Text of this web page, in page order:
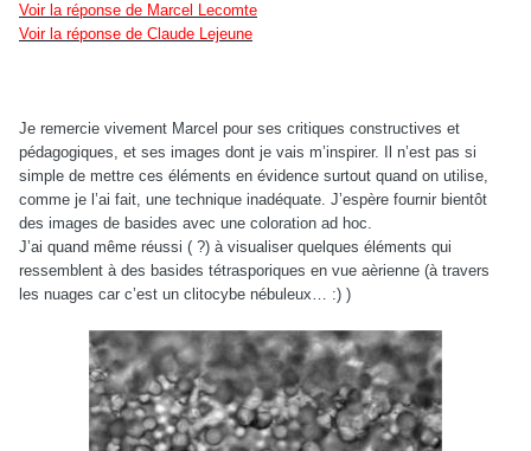
Voir la réponse de Marcel Lecomte
Voir la réponse de Claude Lejeune
Je remercie vivement Marcel pour ses critiques constructives et
pédagogiques, et ses images dont je vais m’inspirer. Il n’est pas si
simple de mettre ces éléments en évidence surtout quand on utilise,
comme je l’ai fait, une technique inadéquate. J’espère fournir bientôt
des images de basides avec une coloration ad hoc.
J’ai quand même réussi ( ?) à visualiser quelques éléments qui
ressemblent à des basides tétrasporiques en vue aèrienne (à travers
les nuages car c’est un clitocybe nébuleux… :) )